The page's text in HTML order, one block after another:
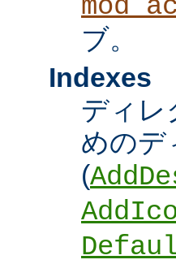
ブ。
Indexes
ディレ
めのデ
(